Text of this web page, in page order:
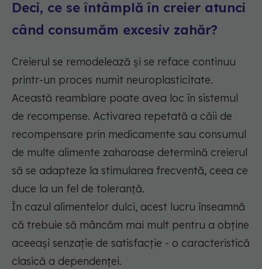
Deci, ce se întâmplă în creier atunci
când consumăm excesiv zahăr?
Creierul se remodelează și se reface continuu
printr-un proces numit neuroplasticitate.
Această reamblare poate avea loc în sistemul
de recompense. Activarea repetată a căii de
recompensare prin medicamente sau consumul
de multe alimente zaharoase determină creierul
să se adapteze la stimularea frecventă, ceea ce
duce la un fel de toleranță.
În cazul alimentelor dulci, acest lucru înseamnă
că trebuie să mâncăm mai mult pentru a obține
aceeași senzație de satisfacție - o caracteristică
clasică a dependenței.